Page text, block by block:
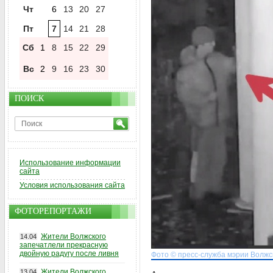
Фото © пресс-служба мэрии
Чт 6 13 20
27
Пт
7 14 21
28
Сб
1 8 15 22 29
Вс 2 9 16 23 30
ПОИСК
Использование информации
сайта
Условия использования сайта
ФОТОРЕПОРТАЖИ
14.04 Жители Волжского
запечатлели прекрасную
двойную радугу после ливня